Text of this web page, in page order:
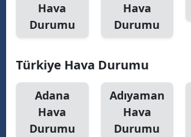
Hava
Durumu
Hava
Durumu
Türkiye Hava Durumu
Adana
Hava
Durumu
Adıyaman
Hava
Durumu